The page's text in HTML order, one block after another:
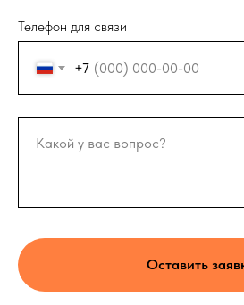
Телефон для связи
+7
Какой у вас вопрос?
Оставить